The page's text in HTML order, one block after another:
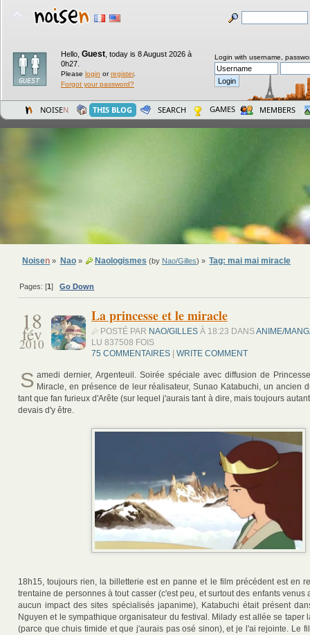
Hello, Guest today is 8 August 2026 à
0h27.
Please login orregister.
Forgot your password?
Login with username,
NOISEN THIS BLOG SEARCH GAMES MEMBERS
Noisen » Nao» Naologismes (by Nao/Gilles) » Tag: mai mai miracle
Pages: [1]Go Down
18
fév
2010
La princesse et le miracle
POSTÉ PAR NAO/GILLES À 18:23 DANSANIME/
LU 837508 FOIS
75 COMMENTAIRES | WRITE COMMENT
S amedi dernier, Argenteuil. Soirée spéciale avec diffusion de
Miracle, en présence de leur réalisateur, Sunao Katabuchi, un ancien
tant que fan furieux d'Arête (sur lequel j'aurais tant à dire, mais toujours
devais d'y être.
18h15, toujours rien, la billetterie est en panne et le film précédent est en
trentaine de personnes à tout casser (c'est peu, et surtout des enfants venus
aucun impact des sites spécialisés japanime), Katabuchi était présent
Nguyen et le sympathique organisateur du festival. Milady est allée se taper
(parce que chuis timide et que j'aurais pas osé sinon), et je l'ai rejointe. Le